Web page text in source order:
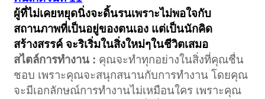
ผู้ที่ไม่เคยหยุดนิ่งจะดิ้นรนเพราะไม่พอใจกับ
สถานภาพที่เป็นอยู่ของตนเอง แต่เป็นนักคิด
สร้างสรรค์ จะริเริ่มในสิ่งใหม่ๆในชีวิตเสมอ
สไตล์การทำงาน : คุณจะทำทุกอย่างในสิ่งที่คุณชื่น
ชอบ เพราะคุณจะสนุกสนานกับการทำงาน โดยคุณ
จะมีเอกลักษณ์การทำงานไม่เหมือนใคร เพราะคุณ